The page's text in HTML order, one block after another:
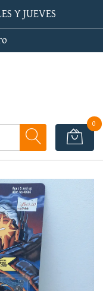
Y JUEVES
0